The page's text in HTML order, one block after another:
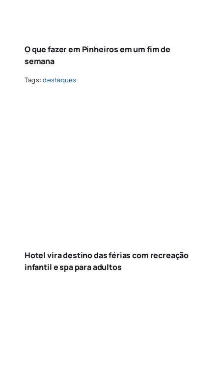
O que fazer em Pinheiros em um fim de
semana
Tags:destaques
Hotel vira destino das férias com recreação
infantil e spa para adultos